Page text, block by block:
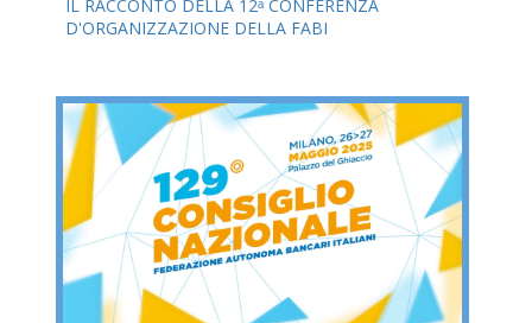
IL RACCONTO DELLA 12ᵃ CONFERENZA
D'ORGANIZZAZIONE DELLA FABI